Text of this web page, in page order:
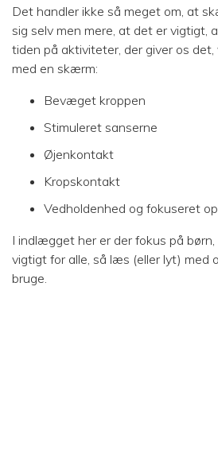
Det handler ikke så meget om, at
sig selv men mere, at det er vigtigt,
tiden på aktiviteter, der giver os det,
med en skærm:
Bevæget kroppen
Stimuleret sanserne
Øjenkontakt
Kropskontakt
Vedholdenhed og fokuseret
I indlægget her er der fokus på
vigtigt for alle, så læs (eller lyt) med
bruge.